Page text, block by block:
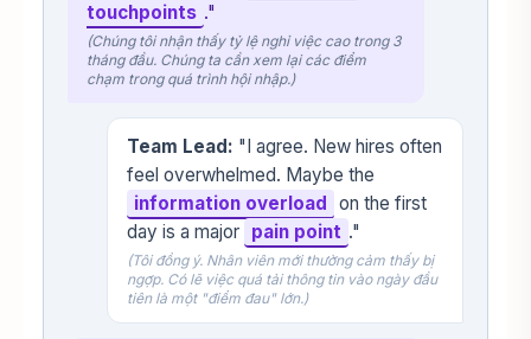
touchpoints ."
(Chúng tôi nhận thấy tỷ lệ nghỉ việc cao trong 3
tháng đầu. Chúng ta cần xem lại các điểm
chạm trong quá trình hội nhập.)
Team Lead: "I agree. New hires often
feel overwhelmed. Maybe the
information overload on the first
day is a major pain point ."
(Tôi đồng ý. Nhân viên mới thường cảm thấy bị
ngợp. Có lẽ việc quá tải thông tin vào ngày đầu
tiên là một "điểm đau" lớn.)